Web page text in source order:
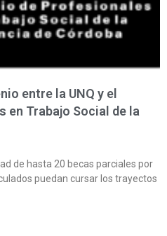
entre la UNQ y el
en Trabajo Social de la
de hasta 20 becas parciales por
puedan cursar los trayectos